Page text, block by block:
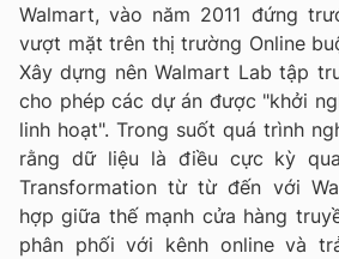
Walmart, vào năm 2011 đứng
vượt mặt trên thị trường Online
Xây dựng nên Walmart Lab tập
cho phép các dự án được "khởi
linh hoạt". Trong suốt quá trình
rằng dữ liệu là điều cực kỳ
Transformation từ từ đến với
hợp giữa thế mạnh cửa hàng
phân phối với kênh online và